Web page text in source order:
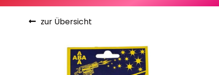
zur Übersicht